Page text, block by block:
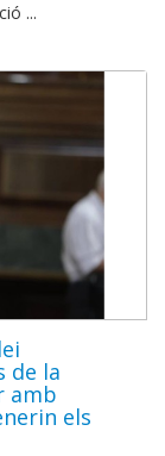
...
de la
amb
els